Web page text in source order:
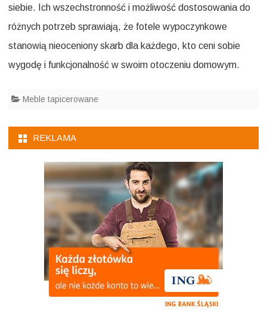
siebie. Ich wszechstronność i możliwość dostosowania do
różnych potrzeb sprawiają, że fotele wypoczynkowe
stanowią nieoceniony skarb dla każdego, kto ceni sobie
wygodę i funkcjonalność w swoim otoczeniu domowym.
Meble tapicerowane
REKLAMA